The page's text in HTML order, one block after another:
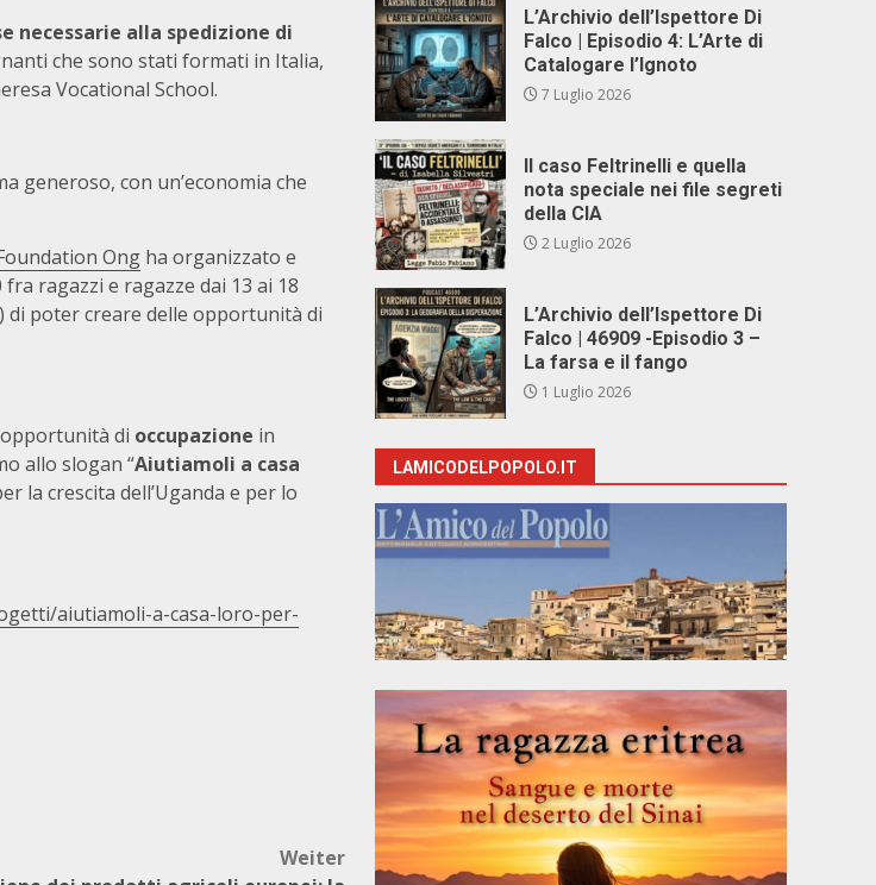
necessarie alla spedizione di
che sono stati formati in Italia,
Vocational School.
generoso, con un’economia che
Ong ha organizzato e
ragazzi e ragazze dai 13 ai 18
) di poter creare delle opportunità di
di occupazione in
allo slogan “Aiutiamoli a casa
la crescita dell’Uganda e per lo
aiutiamoli-a-casa-loro-per-
Weiter
L’Archivio dell’Ispettore Di
Falco | Episodio 4: L’Arte di
Catalogare l’Ignoto
7 Luglio 2026
Il caso Feltrinelli e quella
nota speciale nei file segreti
della CIA
2 Luglio 2026
L’Archivio dell’Ispettore Di
Falco | 46909 -Episodio 3 –
La farsa e il fango
1 Luglio 2026
LAMICODELPOPOLO.IT